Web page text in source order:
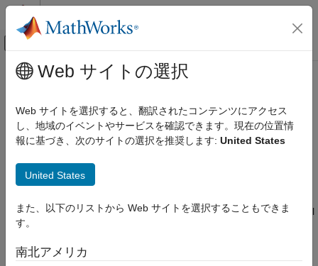
コンテンツへスキップ
オフキャンバス ナビゲーション メ
ドキュメンテーションのホーム
SimBiology
Modeling
Build Models
DosingType
ON THIS PAGE
Characteristics
メインコンテンツ
DosingType
Drug dosing type in compartment
DosingTypeis a property of the
compartment. You can only dose one compartment in the model
at any given time. For a description of the types of dosing
dosing, and the parameters to estimate, see
Web サイトの選択
Web サイトを選択すると、翻訳されたコンテンツにアクセス
し、地域のイベントやサービスを確認できます。現在の位置情
報に基づき、次のサイトの選択を推奨します: United States
United States
また、以下のリストから Web サイトを選択することもできま
す。
南北アメリカ